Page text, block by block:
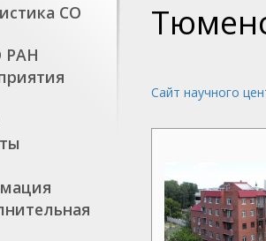
СО
РАН
Сайт научного